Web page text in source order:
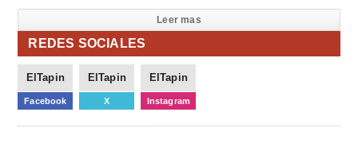
Leer mas
REDES SOCIALES
ElTapin
Facebook
ElTapin
X
ElTapin
Instagram